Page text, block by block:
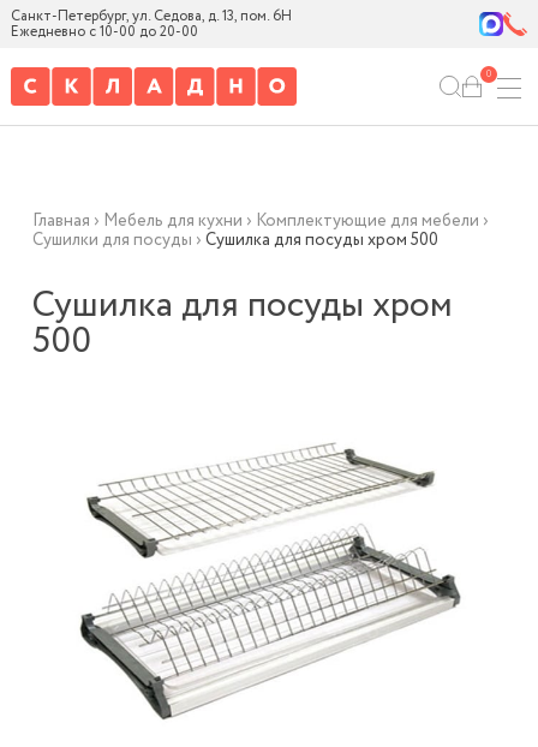
Санкт-Петербург, ул. Седова, д. 13, пом. 6Н
Ежедневно с 10-00 до 20-00
0
Главная › Мебель для кухни › Комплектующие для мебели ›
Сушилки для посуды › Сушилка для посуды хром 500
Сушилка для посуды хром
500